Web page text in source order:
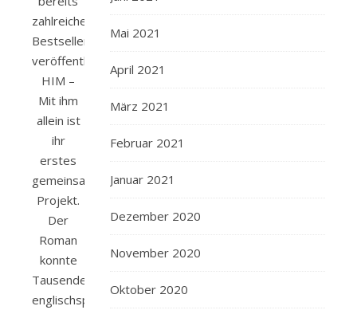
zahlreiche
Bestseller
veröffentlicht.
HIM –
Mit ihm
allein ist
ihr
erstes
gemeinsames
Projekt.
Der
Roman
konnte
Tausende
englischsprachiger
Mai 2021
April 2021
März 2021
Februar 2021
Januar 2021
Dezember 2020
November 2020
Oktober 2020